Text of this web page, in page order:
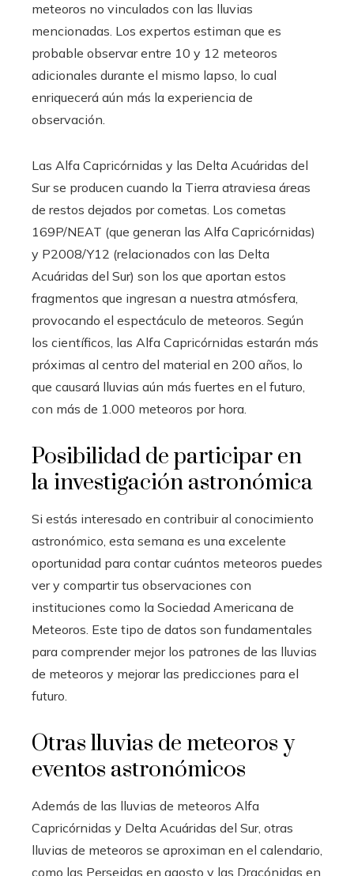
meteoros no vinculados con las lluvias
mencionadas. Los expertos estiman que es
probable observar entre 10 y 12 meteoros
adicionales durante el mismo lapso, lo cual
enriquecerá aún más la experiencia de
observación.
Las Alfa Capricórnidas y las Delta Acuáridas del
Sur se producen cuando la Tierra atraviesa áreas
de restos dejados por cometas. Los cometas
169P/NEAT (que generan las Alfa Capricórnidas)
y P2008/Y12 (relacionados con las Delta
Acuáridas del Sur) son los que aportan estos
fragmentos que ingresan a nuestra atmósfera,
provocando el espectáculo de meteoros. Según
los científicos, las Alfa Capricórnidas estarán más
próximas al centro del material en 200 años, lo
que causará lluvias aún más fuertes en el futuro,
con más de 1.000 meteoros por hora.
Posibilidad de participar en
la investigación astronómica
Si estás interesado en contribuir al conocimiento
astronómico, esta semana es una excelente
oportunidad para contar cuántos meteoros puedes
ver y compartir tus observaciones con
instituciones como la Sociedad Americana de
Meteoros. Este tipo de datos son fundamentales
para comprender mejor los patrones de las lluvias
de meteoros y mejorar las predicciones para el
futuro.
Otras lluvias de meteoros y
eventos astronómicos
Además de las lluvias de meteoros Alfa
Capricórnidas y Delta Acuáridas del Sur, otras
lluvias de meteoros se aproximan en el calendario,
como las Perseidas en agosto y las Dracónidas en